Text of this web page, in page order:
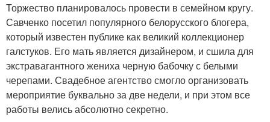
Торжество планировалось провести в семейном кругу.
Савченко посетил популярного белорусского блогера,
который известен публике как великий коллекционер
галстуков. Его мать является дизайнером, и сшила для
экстравагантного жениха черную бабочку с белыми
черепами. Свадебное агентство смогло организовать
мероприятие буквально за две недели, и при этом все
работы велись абсолютно секретно.